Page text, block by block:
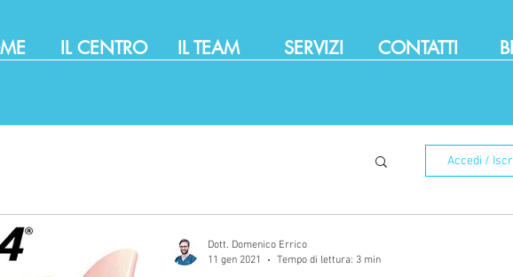
IL CENTRO IL TEAM SERVIZI CONTATTI
Accedi /
Dott. Domenico Errico
11 gen 2021
Tempo di lettura: 3 min